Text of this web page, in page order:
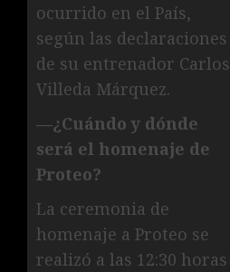
ocurrido en el País,
según las declaraciones
de su entrenador Carlos
Villeda Márquez.
—¿Cuándo y dónde
será el homenaje de
Proteo?
La ceremonia de
homenaje a Proteo se
realizó a las 12:30 horas